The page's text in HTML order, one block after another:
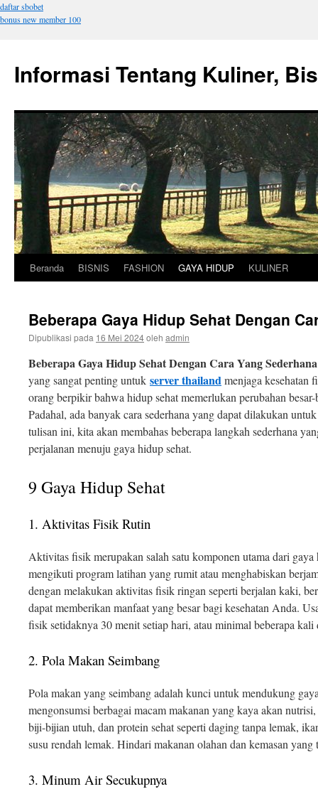
daftar sbobet
bonus new member 100
Informasi Tentang Kuliner,
Langsung
Beranda BISNIS FASHION GAYA HIDUP KULINER
Beberapa Gaya Hidup Sehat Dengan
Dipublikasi pada 16 Mei 2024oleh admin
Beberapa Gaya Hidup Sehat Dengan Cara Yang
yang sangat penting untuk server thailandmenjaga kesehatan
orang berpikir bahwa hidup sehat memerlukan perubahan
Padahal, ada banyak cara sederhana yang dapat dilakukan
tulisan ini, kita akan membahas beberapa langkah sederhana
perjalanan menuju gaya hidup sehat.
9 Gaya Hidup Sehat
1. Aktivitas Fisik Rutin
Aktivitas fisik merupakan salah satu komponen utama dari
mengikuti program latihan yang rumit atau menghabiskan
dengan melakukan aktivitas fisik ringan seperti berjalan kaki,
dapat memberikan manfaat yang besar bagi kesehatan Anda.
fisik setidaknya 30 menit setiap hari, atau minimal beberapa kali
2. Pola Makan Seimbang
Pola makan yang seimbang adalah kunci untuk mendukung
mengonsumsi berbagai macam makanan yang kaya akan
biji-bijian utuh, dan protein sehat seperti daging tanpa lemak,
susu rendah lemak. Hindari makanan olahan dan kemasan
3. Minum Air Secukupnya